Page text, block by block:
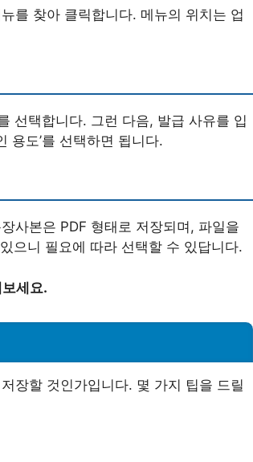
뉴를 찾아 클릭합니다. 메뉴의 위치는 업
선택합니다. 그런 다음, 발급 사유를 입
용도’를 선택하면 됩니다.
사본은 PDF 형태로 저장되며, 파일을
으니 필요에 따라 선택할 수 있답니다.
세요.
장할 것인가입니다. 몇 가지 팁을 드릴